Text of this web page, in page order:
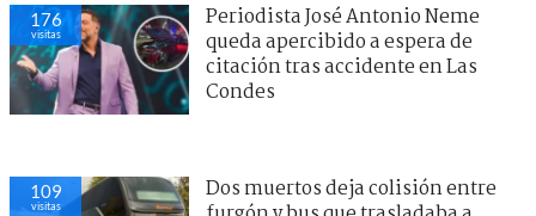
176
visitas
Periodista José Antonio Neme
queda apercibido a espera de
citación tras accidente en Las
Condes
109
visitas
Dos muertos deja colisión entre